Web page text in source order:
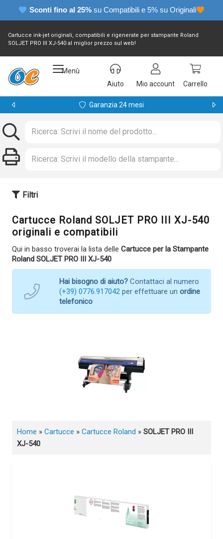
Sconti fino al 25% su Compatibili e 5% su Originali
Cartucce ink-jet originali, compatibili e rigenerate per stampante Roland
SOLJET PRO III XJ-540 al miglior prezzo sul web!
Menù
Aiuto
Mio account Carrello
Garanzia 24 mesi
Filtri
Cartucce Roland SOLJET PRO III XJ-540
originali e compatibili
Qui in basso troverai la lista delle Cartucce per la Stampante
Roland SOLJET PRO III XJ-540
Hai bisogno di aiuto? Contattaci al numero
(+39) 0776.917042 per effettuare un ordine
telefonico
Home » Cartucce » Cartucce Roland » SOLJET PRO III
XJ-540